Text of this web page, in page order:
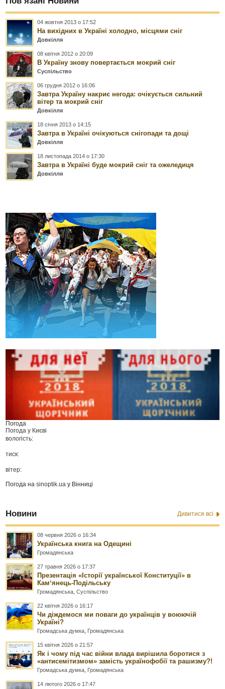
04 жовтня 2013 о 17:52
На вихідних в Україні холодно, місцями сніг
Довкілля
08 квітня 2012 о 20:09
В Україну знову повертається мокрий сніг
Суспільство
06 грудня 2012 о 16:06
Завтра Україну накриє негода: очікується сильний
вітер та мокрий сніг
Довкілля
18 січня 2013 о 14:15
Завтра в Україні очікуються снігопади та дощі
Довкілля
18 листопада 2014 о 17:30
Завтра в Україні буде мокрий сніг та ожеледиця
Довкілля
Погода
Погода у Києві
вологість:
тиск:
вітер:
Погода наsinoptik.ua у Вінниці
Новини Дивитися всі
08 червня 2026 о 16:34
Українська книга на Одещині
Громадянська
27 травня 2026 о 17:37
Презентація «Історії української Конституції» в
Камʼянець-Подільську
Громадянська ,Суспільство
22 квітня 2026 о 16:17
Чи діждемося ми поваги до українців у воюючій
Україні?
Громадська думка Громадянська
15 квітня 2026 о 21:57
Як і чому під час війни влада вирішила боротися з
«антисемітизмом» замість українофобії та рашизму?!
Громадська думка Громадянська
14 лютого 2026 о 17:47